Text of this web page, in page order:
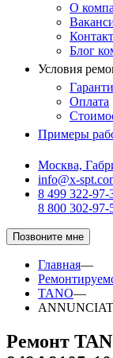
О
Блог
Условия
Оплата
Примеры
Москва,
info@x-
8 499 322-97-
8 800 302-97-
Позвоните мне
Главная—
TANO—
Ремонт